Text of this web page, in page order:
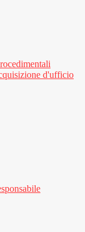
d'ufficio